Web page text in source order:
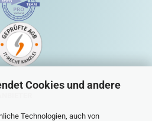
Cookies und andere
Technologien, auch von